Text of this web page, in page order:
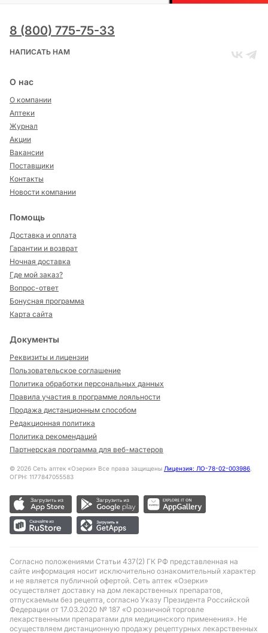
8 (800) 775-75-33
НАПИСАТЬ НАМ
О нас
О компании
Аптеки
Журнал
Акции
Вакансии
Поставщики
Контакты
Новости компании
Помощь
Доставка и оплата
Гарантии и возврат
Ночная доставка
Где мой заказ?
Вопрос-ответ
Бонусная программа
Карта сайта
Документы
Реквизиты и лицензии
Пользовательское соглашение
Политика обработки персональных данных
Правила участия в программе лояльности
Продажа дистанционным способом
Редакционная политика
Политика рекомендаций
Партнерская программа для веб-мастеров
© 2026 Сеть аптек «Озерки» Все права защищены Лицензия: ЛО-78-02-003986,
ОГРН: 1177847055583
Согласно положениями Статьи 437(2) ГК РФ представленная на
сайте информация носит исключительно ознакомительный характер
и не является публичной офертой. Сеть аптек «Озерки»
осуществляет доставку на дом лекарственных препаратов,
отпускаемым без рецепта, согласно Указу Президента Российской
Федерации от 17.03.2020 № 187 «О розничной торговле
лекарственными препаратами для медицинского применения». Не
осуществляем дистанционную продажу рецептурных лекарственных